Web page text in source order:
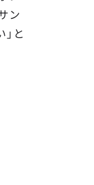
ン
と